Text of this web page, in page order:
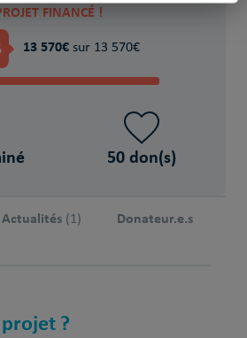
FINANCÉ !
13 570€ sur 13 570€
50 don(s)
Actualités (1) Donateur.e.s
?